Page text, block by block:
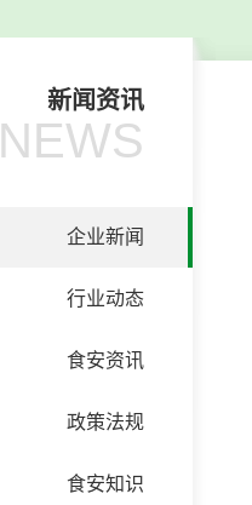
新闻资讯
NEWS
企业新闻
行业动态
食安资讯
政策法规
食安知识